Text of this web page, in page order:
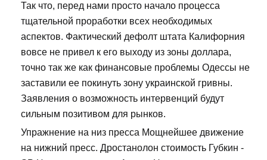
Так что, перед нами просто начало процесса
тщательной проработки всех необходимых
аспектов. Фактический дефолт штата Калифорния
вовсе не привел к его выходу из зоны доллара,
точно так же как финансовые проблемы Одессы не
заставили ее покинуть зону украинской гривны.
Заявления о возможность интервенций будут
сильным позитивом для рынков.
Упражнение на низ пресса Мощнейшее движение
на нижний пресс. Дростанолон стоимость Губкин -